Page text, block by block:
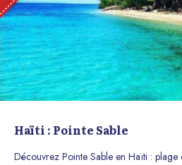
Haïti : Pointe Sable
Découvrez Pointe Sable en Haïti :